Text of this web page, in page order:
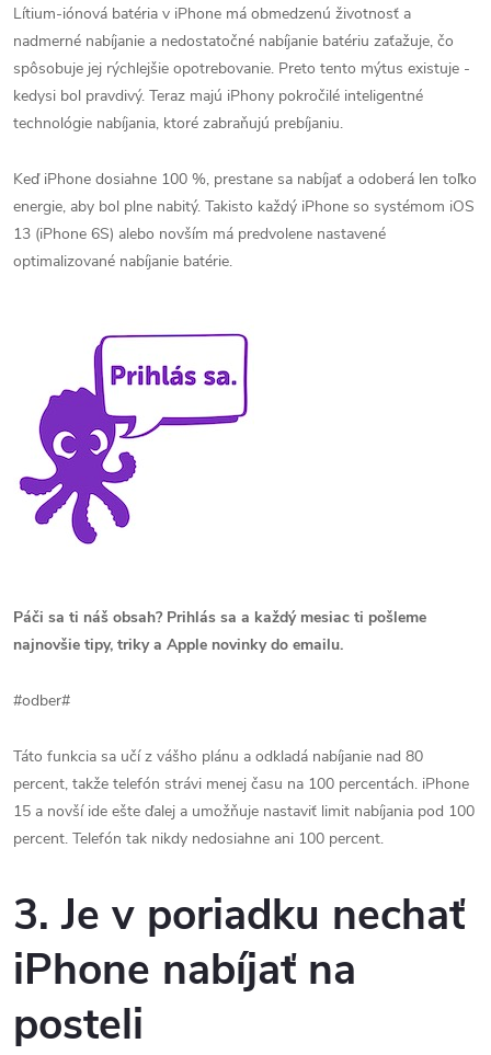
Lítium-iónová batéria v iPhone má obmedzenú životnosť a
nadmerné nabíjanie a nedostatočné nabíjanie batériu zaťažuje, čo
spôsobuje jej rýchlejšie opotrebovanie. Preto tento mýtus existuje -
kedysi bol pravdivý. Teraz majú iPhony pokročilé inteligentné
technológie nabíjania, ktoré zabraňujú prebíjaniu.
Keď iPhone dosiahne 100 %, prestane sa nabíjať a odoberá len toľko
energie, aby bol plne nabitý. Takisto každý iPhone so systémom iOS
13 (iPhone 6S) alebo novším má predvolene nastavené
optimalizované nabíjanie batérie.
Páči sa ti náš obsah? Prihlás sa a každý mesiac ti pošleme
najnovšie tipy, triky a Apple novinky do emailu.
#odber#
Táto funkcia sa učí z vášho plánu a odkladá nabíjanie nad 80
percent, takže telefón strávi menej času na 100 percentách. iPhone
15 a novší ide ešte ďalej a umožňuje nastaviť limit nabíjania pod 100
percent. Telefón tak nikdy nedosiahne ani 100 percent.
3. Je v poriadku nechať
iPhone nabíjať na
posteli